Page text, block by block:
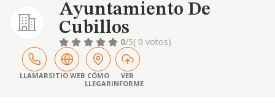
Ayuntamiento De
Cubillos
0/5( 0 votos)
LLAMARSITIO WEB CÓMO
LLEGAR
VER
INFORME